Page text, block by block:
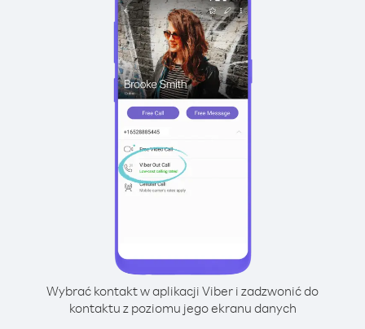
Wybrać kontakt w aplikacji Viber i zadzwonić do
kontaktu z poziomu jego ekranu danych